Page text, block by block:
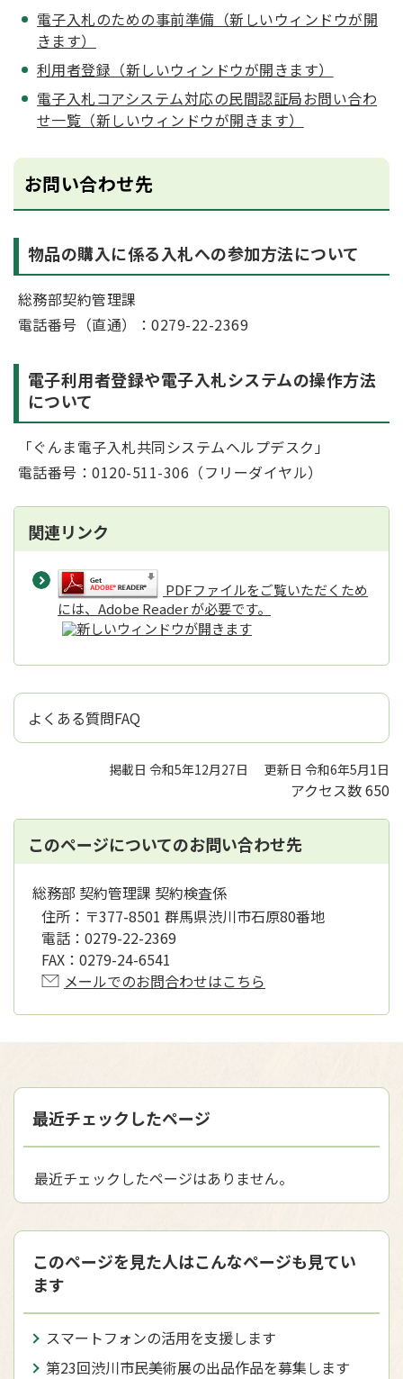
電子入札のための事前準備（新しいウィンドウが開
きます）
利用者登録（新しいウィンドウが開きます）
電子入札コアシステム対応の民間認証局お問い合わ
せ一覧（新しいウィンドウが開きます）
お問い合わせ先
物品の購入に係る入札への参加方法について
総務部契約管理課
電話番号（直通）：0279-22-2369
電子利用者登録や電子入札システムの操作方法
について
「ぐんま電子入札共同システムヘルプデスク」
電話番号：0120-511-306（フリーダイヤル）
関連リンク
PDFファイルをご覧いただくため
には、Adobe Reader が必要です。
よくある質問FAQ
掲載日 令和5年12月27日 更新日 令和6年5月1日
アクセス数650
このページについてのお問い合わせ先
総務部 契約管理課 契約検査係
住所： 〒377-8501 群馬県渋川市石原80番地
電話： 0279-22-2369
FAX： 0279-24-6541
メールでのお問合わせはこちら
最近チェックしたページ
最近チェックしたページはありません。
このページを見た人はこんなページも見てい
ます
スマートフォンの活用を支援します
第23回渋川市民美術展の出品作品を募集します